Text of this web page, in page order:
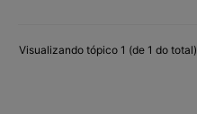
Visualizando tópico 1 (de 1 do total)